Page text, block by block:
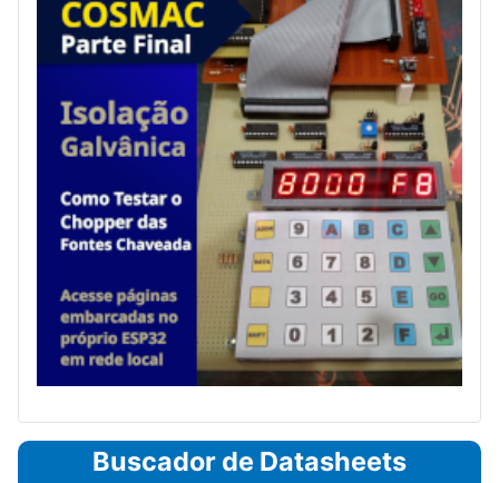
Buscador de Datasheets